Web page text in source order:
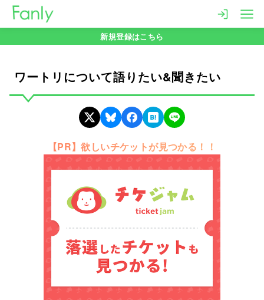
新規登録はこちら
ワートリについて語りたい&聞きたい
【PR】欲しいチケットが見つかる！！